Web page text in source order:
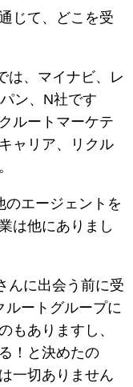
じて、どこを受
は、マイナビ、レ
ン、N社です
ルートマーケテ
ャリア、リクル
エージェントを
は他にありまし
んに出会う前に受
ルートグループに
もありますし、
！と決めたの
一切ありません